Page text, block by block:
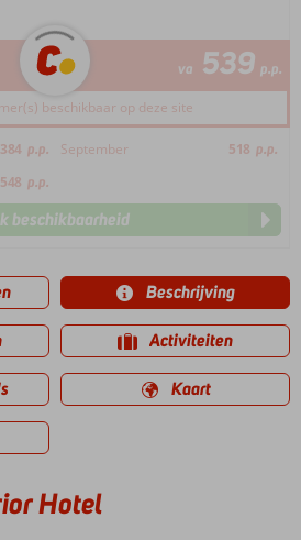
va 539 p.p.
beschikbaar op deze site
384 p.p. September 518 p.p.
548 p.p.
beschikbaarheid
Beschrijving
Activiteiten
Kaart
Hotel